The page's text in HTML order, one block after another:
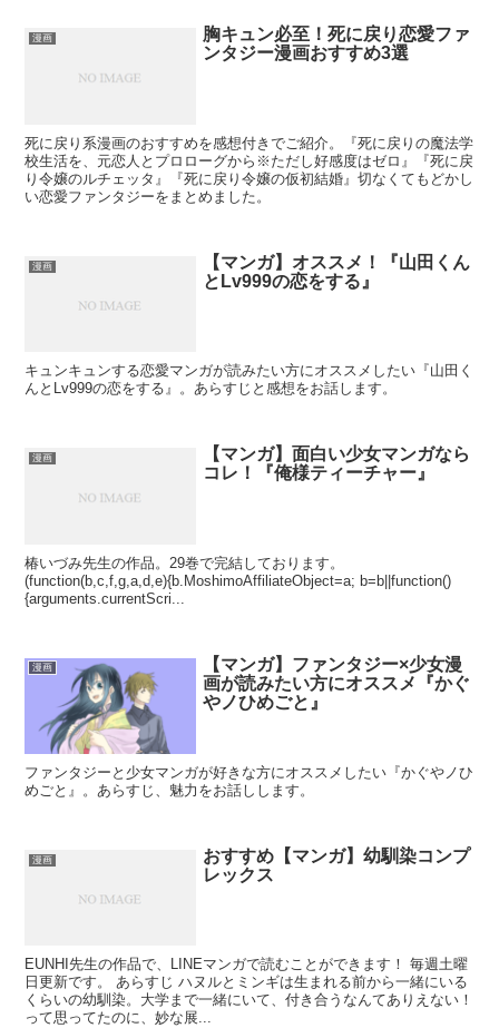
漫画
胸キュン必至！死に戻り恋愛ファ
ンタジー漫画おすすめ3選
死に戻り系漫画のおすすめを感想付きでご紹介。『死に戻りの魔法学
校生活を、元恋人とプロローグから※ただし好感度はゼロ』『死に戻
り令嬢のルチェッタ』『死に戻り令嬢の仮初結婚』切なくてもどかし
い恋愛ファンタジーをまとめました。
漫画
【マンガ】オススメ！『山田くん
とLv999の恋をする』
キュンキュンする恋愛マンガが読みたい方にオススメしたい『山田く
んとLv999の恋をする』。あらすじと感想をお話します。
漫画
【マンガ】面白い少女マンガなら
コレ！『俺様ティーチャー』
椿いづみ先生の作品。29巻で完結しております。
(function(b,c,f,g,a,d,e){b.MoshimoAffiliateObject=a; b=b||function()
{arguments.currentScri...
漫画
【マンガ】ファンタジー×少女漫
画が読みたい方にオススメ『かぐ
やノひめごと』
ファンタジーと少女マンガが好きな方にオススメしたい『かぐやノひ
めごと』。あらすじ、魅力をお話しします。
漫画
おすすめ【マンガ】幼馴染コンプ
レックス
EUNHI先生の作品で、LINEマンガで読むことができます！ 毎週土曜
日更新です。 あらすじ ハヌルとミンギは生まれる前から一緒にいる
くらいの幼馴染。大学まで一緒にいて、付き合うなんてありえない！
って思ってたのに、妙な展...